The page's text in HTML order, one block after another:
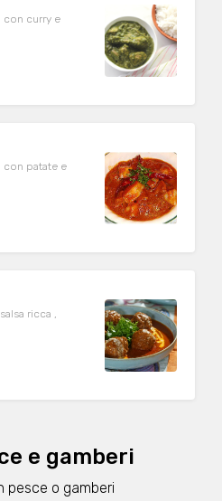
curry e
patate e
ricca ,
e gamberi
pesce o gamberi